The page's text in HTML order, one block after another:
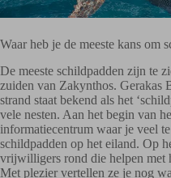
Waar heb je de meeste kans om
De meeste schildpadden zijn te
zuiden van Zakynthos. Gerakas
strand staat bekend als het
vele nesten. Aan het begin van
informatiecentrum waar je veel
schildpadden op het eiland. Op
vrijwilligers rond die helpen met
Met plezier vertellen ze je nog